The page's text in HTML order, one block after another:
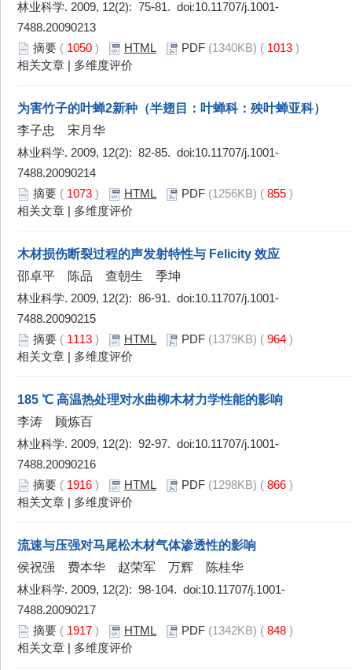
林业科学. 2009, 12(2): 75-81. doi:10.11707/j.1001-
7488.20090213
摘要 ( 1050 ) HTML PDF (1340KB) ( 1013 )
相关文章
多维度评价
为害竹子的叶蝉2新种（半翅目：叶蝉科：殃叶蝉亚科）
李子忠 宋月华
林业科学. 2009, 12(2): 82-85. doi:10.11707/j.1001-
7488.20090214
摘要 ( 1073 ) HTML PDF (1256KB) ( 855 )
相关文章
多维度评价
木材损伤断裂过程的声发射特性与 Felicity 效应
邵卓平 陈品 查朝生 季坤
林业科学. 2009, 12(2): 86-91. doi:10.11707/j.1001-
7488.20090215
摘要 ( 1113 ) HTML PDF (1379KB) ( 964 )
相关文章
多维度评价
185 ℃ 高温热处理对水曲柳木材力学性能的影响
李涛 顾炼百
林业科学. 2009, 12(2): 92-97. doi:10.11707/j.1001-
7488.20090216
摘要 ( 1916 ) HTML PDF (1298KB) ( 866 )
相关文章
多维度评价
流速与压强对马尾松木材气体渗透性的影响
侯祝强 费本华 赵荣军 万辉 陈桂华
林业科学. 2009, 12(2): 98-104. doi:10.11707/j.1001-
7488.20090217
摘要 ( 1917 ) HTML PDF (1342KB) ( 848 )
相关文章
多维度评价